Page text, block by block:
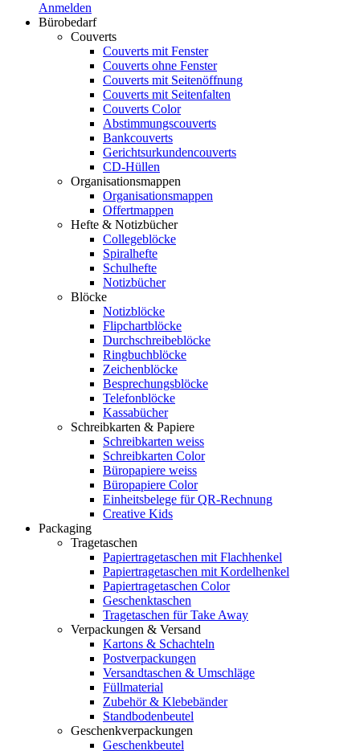
Anmelden
Bürobedarf
Couverts
Couverts mit Fenster
Couverts ohne Fenster
Couverts mit Seitenöffnung
Couverts mit Seitenfalten
Couverts Color
Abstimmungscouverts
Bankcouverts
Gerichtsurkundencouverts
CD-Hüllen
Organisationsmappen
Organisationsmappen
Offertmappen
Hefte & Notizbücher
Collegeblöcke
Spiralhefte
Schulhefte
Notizbücher
Blöcke
Notizblöcke
Flipchartblöcke
Durchschreibeblöcke
Ringbuchblöcke
Zeichenblöcke
Besprechungsblöcke
Telefonblöcke
Kassabücher
Schreibkarten & Papiere
Schreibkarten weiss
Schreibkarten Color
Büropapiere weiss
Büropapiere Color
Einheitsbelege für QR-Rechnung
Creative Kids
Packaging
Tragetaschen
Papiertragetaschen mit Flachhenkel
Papiertragetaschen mit Kordelhenkel
Papiertragetaschen Color
Geschenktaschen
Tragetaschen für Take Away
Verpackungen & Versand
Kartons & Schachteln
Postverpackungen
Versandtaschen & Umschläge
Füllmaterial
Zubehör & Klebebänder
Standbodenbeutel
Geschenkverpackungen
Geschenkbeutel